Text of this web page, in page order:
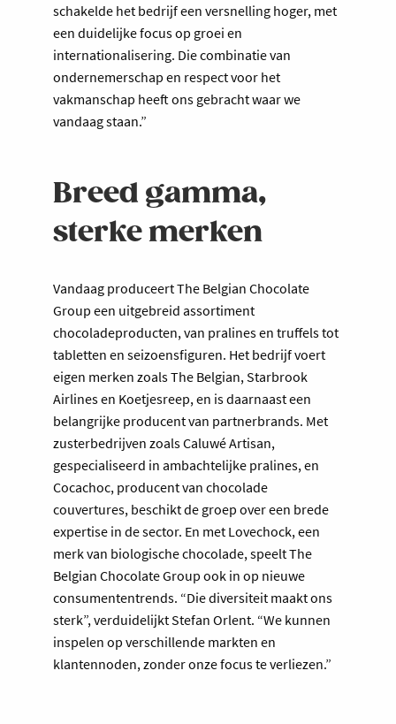
schakelde het bedrijf een versnelling hoger, met
een duidelijke focus op groei en
internationalisering. Die combinatie van
ondernemerschap en respect voor het
vakmanschap heeft ons gebracht waar we
vandaag staan.”
Breed gamma,
sterke merken
Vandaag produceert The Belgian Chocolate
Group een uitgebreid assortiment
chocoladeproducten, van pralines en truffels tot
tabletten en seizoensfiguren. Het bedrijf voert
eigen merken zoals The Belgian, Starbrook
Airlines en Koetjesreep, en is daarnaast een
belangrijke producent van partnerbrands. Met
zusterbedrijven zoals Caluwé Artisan,
gespecialiseerd in ambachtelijke pralines, en
Cocachoc, producent van chocolade
couvertures, beschikt de groep over een brede
expertise in de sector. En met Lovechock, een
merk van biologische chocolade, speelt The
Belgian Chocolate Group ook in op nieuwe
consumententrends. “Die diversiteit maakt ons
sterk”, verduidelijkt Stefan Orlent. “We kunnen
inspelen op verschillende markten en
klantennoden, zonder onze focus te verliezen.”